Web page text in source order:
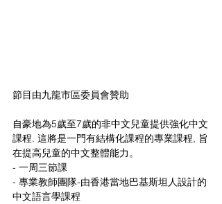
節目由九龍市區委員會贊助
自豪地為5歲至7歲的非中文兒童提供強化中文
課程. 這將是一門有結構化課程的專業課程, 旨
在提高兒童的中文整體能力。
- 一周三節課
- 專業教師團隊-由香港當地巴基斯坦人設計的
中文語言學課程